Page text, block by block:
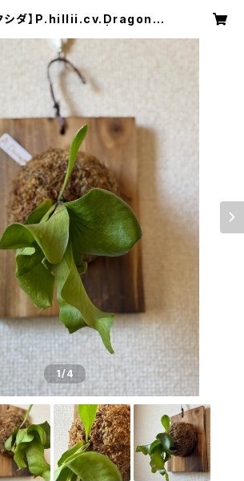
クシダ】P.hillii.cv.Dragon ヒ
1/4